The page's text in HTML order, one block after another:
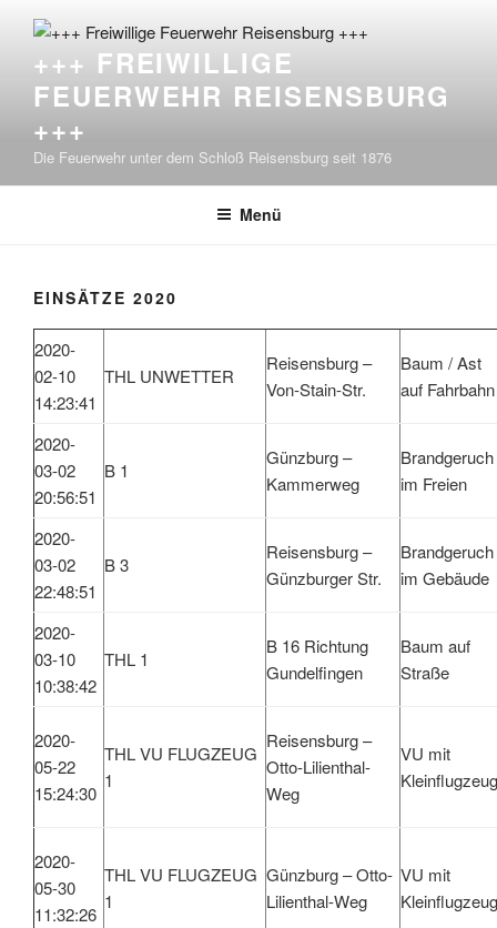
Inhalt
springen+++ FREIWILLIGE
FEUERWEHR REISENSBURG
+++
Die Feuerwehr unter dem Schloß Reisensburg seit 1876
Menü
EINSÄTZE 2020
2020-
02-10
14:23:41
THL UNWETTER
Reisensburg –
Von-Stain-Str.
Baum / Ast
auf Fahrbahn
2020-
03-02
20:56:51
B 1
Günzburg –
Kammerweg
Brandgeruch
im Freien
2020-
03-02
22:48:51
B 3
Reisensburg –
Günzburger Str.
Brandgeruch
im Gebäude
2020-
03-10
10:38:42
THL 1
B 16 Richtung
Gundelfingen
Baum auf
Straße
2020-
05-22
15:24:30
THL VU FLUGZEUG
1
Reisensburg –
Otto-Lilienthal-
Weg
VU mit
Kleinflugzeug
2020-
05-30
11:32:26
THL VU FLUGZEUG
1
Günzburg – Otto-
Lilienthal-Weg
VU mit
Kleinflugzeug